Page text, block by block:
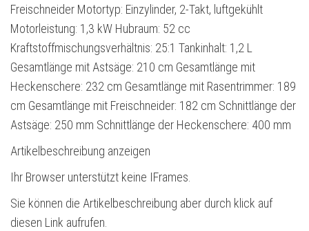
Freischneider Motortyp: Einzylinder, 2-Takt, luftgekühlt
Motorleistung: 1,3 kW Hubraum: 52 cc
Kraftstoffmischungsverhältnis: 25:1 Tankinhalt: 1,2 L
Gesamtlänge mit Astsäge: 210 cm Gesamtlänge mit
Heckenschere: 232 cm Gesamtlänge mit Rasentrimmer: 189
cm Gesamtlänge mit Freischneider: 182 cm Schnittlänge der
Astsäge: 250 mm Schnittlänge der Heckenschere: 400 mm
Artikelbeschreibung anzeigen
Ihr Browser unterstützt keine IFrames.
Sie können die Artikelbeschreibung aber durch klick auf
diesen Link aufrufen.